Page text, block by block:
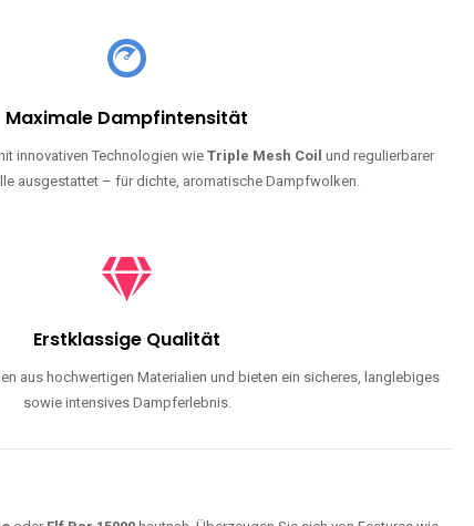
Maximale Dampfintensität
innovativen Technologien wieTriple Mesh Coil und regulierbarer
ausgestattet – für dichte, aromatische Dampfwolken.
Erstklassige Qualität
aus hochwertigen Materialien und bieten ein sicheres, langlebiges
sowie intensives Dampferlebnis.